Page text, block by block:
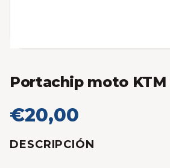
Portachip moto KTM
€20,00
DESCRIPCIÓN